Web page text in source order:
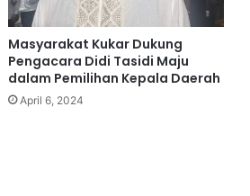
Masyarakat Kukar Dukung
Pengacara Didi Tasidi Maju
dalam Pemilihan Kepala Daerah
April 6, 2024